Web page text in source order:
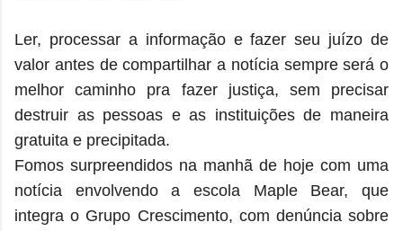
Ler, processar a informação e fazer seu juízo de
valor antes de compartilhar a notícia sempre será o
melhor caminho pra fazer justiça, sem precisar
destruir as pessoas e as instituições de maneira
gratuita e precipitada.
Fomos surpreendidos na manhã de hoje com uma
notícia envolvendo a escola Maple Bear, que
integra o Grupo Crescimento, com denúncia sobre